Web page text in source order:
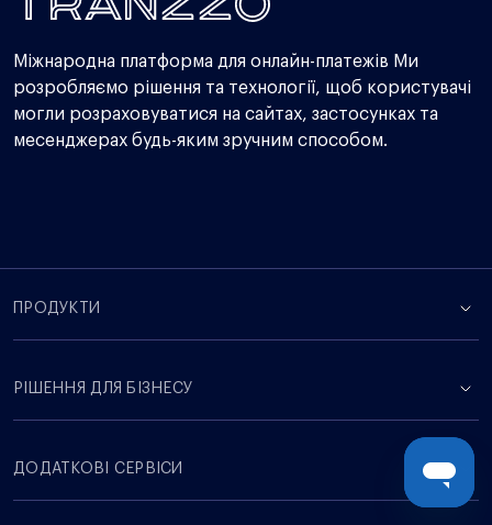
Міжнародна платформа для онлайн-платежів Ми
розробляємо рішення та технології, щоб користувачі
могли розраховуватися на сайтах, застосунках та
месенджерах будь-яким зручним способом.
ПРОДУКТИ
РІШЕННЯ ДЛЯ БІЗНЕСУ
ДОДАТКОВІ СЕРВІСИ